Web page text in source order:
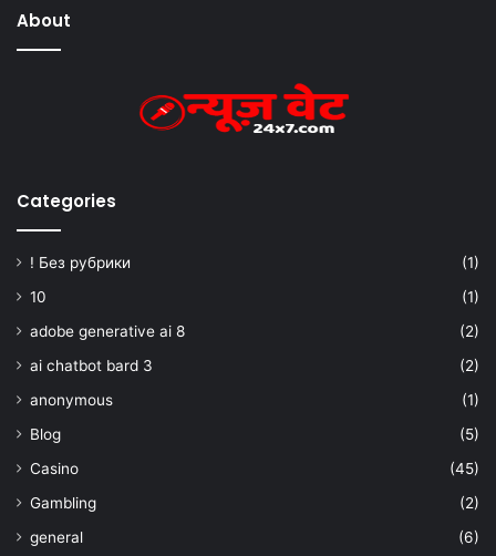
About
Categories
! Без рубрики
(1)
10
(1)
adobe generative ai 8
(2)
ai chatbot bard 3
(2)
anonymous
(1)
Blog
(5)
Casino
(45)
Gambling
(2)
general
(6)